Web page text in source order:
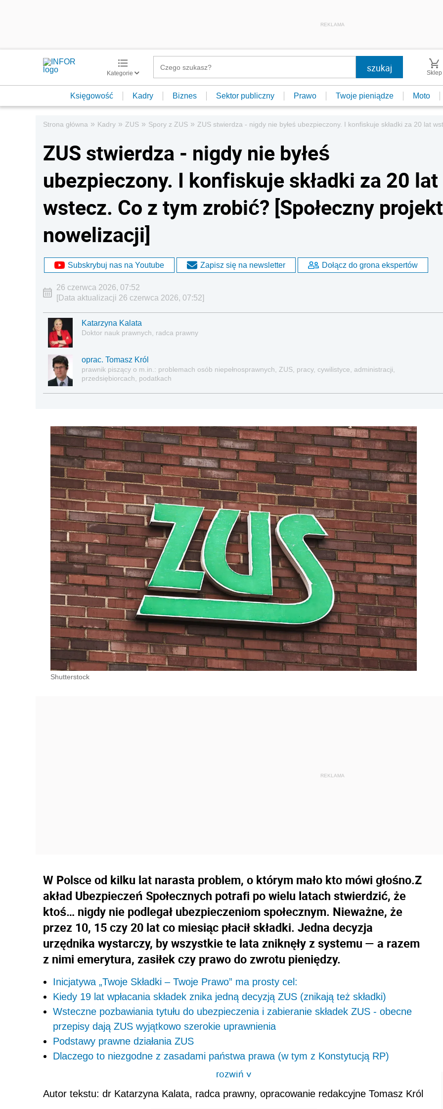
REKLAMA
Kategorie Sklep
Księgowość Kadry Biznes Sektor publiczny Prawo Twoje pieniądze Moto
Strona główna » Kadry » ZUS » Spory z ZUS » ZUS stwierdza - nigdy nie byłeś ubezpieczony. I konfiskuje składki za 20 lat
ZUS stwierdza - nigdy nie byłeś
ubezpieczony. I konfiskuje składki za 20 lat
wstecz. Co z tym zrobić? [Społeczny projekt
nowelizacji]
Subskrybuj nas na Youtube Zapisz się na newsletter Dołącz do grona ekspertów
26 czerwca 2026, 07:52
[Data aktualizacji 26 czerwca 2026, 07:52]
Katarzyna Kalata
Doktor nauk prawnych, radca prawny
oprac. Tomasz Król
prawnik piszący o m.in.: problemach osób niepełnosprawnych, ZUS, pracy, cywilistyce, administracji,
przedsiębiorcach, podatkach
Shutterstock
W Polsce od kilku lat narasta problem, o którym mało kto mówi głośno.Z
akład Ubezpieczeń Społecznych potrafi po wielu latach stwierdzić, że
ktoś… nigdy nie podlegał ubezpieczeniom społecznym. Nieważne, że
przez 10, 15 czy 20 lat co miesiąc płacił składki. Jedna decyzja
urzędnika wystarczy, by wszystkie te lata zniknęły z systemu — a razem
z nimi emerytura, zasiłek czy prawo do zwrotu pieniędzy.
Inicjatywa „Twoje Składki – Twoje Prawo” ma prosty cel:
Kiedy 19 lat wpłacania składek znika jedną decyzją ZUS (znikają też składki)
Wsteczne pozbawiania tytułu do ubezpieczenia i zabieranie składek ZUS - obecne
przepisy dają ZUS wyjątkowo szerokie uprawnienia
Podstawy prawne działania ZUS
Dlaczego to niezgodne z zasadami państwa prawa (w tym z Konstytucją RP)
rozwiń>
Autor tekstu: dr Katarzyna Kalata, radca prawny, opracowanie redakcyjne Tomasz Król